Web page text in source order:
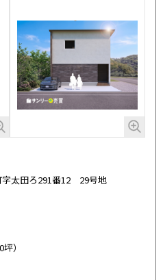
字太田ろ291番12 29号地
）